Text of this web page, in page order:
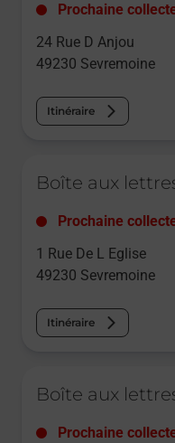
Prochaine
24 Rue D Anjou
49230 Sevremoine
Itinéraire
Boîte aux
Prochaine
1 Rue De L Eglise
49230 Sevremoine
Itinéraire
Boîte aux
Prochaine